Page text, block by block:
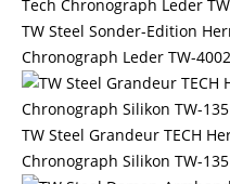
TW Steel Sonder-Edition
Chronograph Leder TW-
TW Steel Grandeur TECH
Chronograph Silikon TW-